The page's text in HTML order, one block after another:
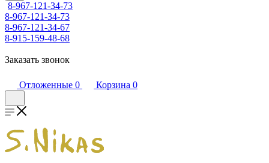
8-967-121-34-73
8-967-121-34-73
8-967-121-34-67
8-915-159-48-68
Заказать звонок
Отложенные 0 Корзина 0